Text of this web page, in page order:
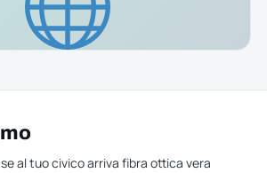
al tuo civico arriva fibra ottica vera